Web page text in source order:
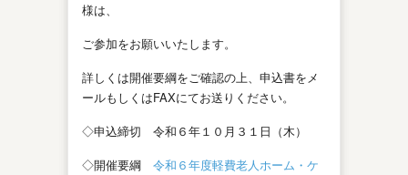
様は、
ご参加をお願いいたします。
詳しくは開催要綱をご確認の上、申込書をメ
ールもしくはFAXにてお送りください。
◇申込締切 令和６年１０月３１日（木）
◇開催要綱 令和６年度軽費老人ホーム・ケ